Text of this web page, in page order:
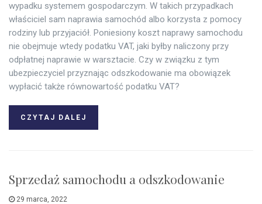
wypadku systemem gospodarczym. W takich przypadkach
właściciel sam naprawia samochód albo korzysta z pomocy
rodziny lub przyjaciół. Poniesiony koszt naprawy samochodu
nie obejmuje wtedy podatku VAT, jaki byłby naliczony przy
odpłatnej naprawie w warsztacie. Czy w związku z tym
ubezpieczyciel przyznając odszkodowanie ma obowiązek
wypłacić także równowartość podatku VAT?
CZYTAJ DALEJ
Sprzedaż samochodu a odszkodowanie
29 marca, 2022